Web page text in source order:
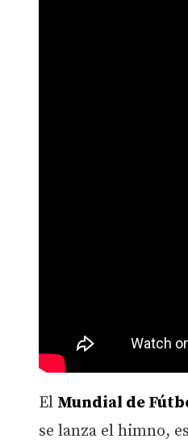
El Mundial de
se lanza el himno,